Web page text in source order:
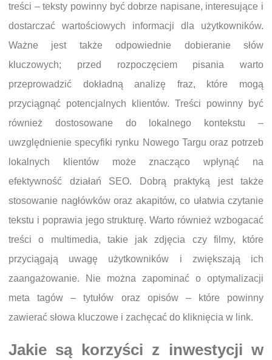
treści – teksty powinny być dobrze napisane, interesujące i
dostarczać wartościowych informacji dla użytkowników.
Ważne jest także odpowiednie dobieranie słów
kluczowych; przed rozpoczęciem pisania warto
przeprowadzić dokładną analizę fraz, które mogą
przyciągnąć potencjalnych klientów. Treści powinny być
również dostosowane do lokalnego kontekstu –
uwzględnienie specyfiki rynku Nowego Targu oraz potrzeb
lokalnych klientów może znacząco wpłynąć na
efektywność działań SEO. Dobrą praktyką jest także
stosowanie nagłówków oraz akapitów, co ułatwia czytanie
tekstu i poprawia jego strukturę. Warto również wzbogacać
treści o multimedia, takie jak zdjęcia czy filmy, które
przyciągają uwagę użytkowników i zwiększają ich
zaangażowanie. Nie można zapominać o optymalizacji
meta tagów – tytułów oraz opisów – które powinny
zawierać słowa kluczowe i zachęcać do kliknięcia w link.
Jakie są korzyści z inwestycji w